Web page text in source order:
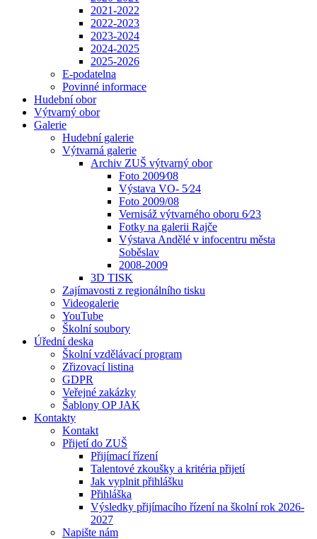
2021-2022
2022-2023
2023-2024
2024-2025
2025-2026
E-podatelna
Povinné informace
Hudební obor
Výtvarný obor
Galerie
Hudební galerie
Výtvarná galerie
Archiv ZUŠ výtvarný obor
Foto 2009⁄08
Výstava VO- 5⁄24
Foto 2009/08
Vernisáž výtvarného oboru 6⁄23
Fotky na galerii Rajče
Výstava Andělé v infocentru města
Soběslav
2008-2009
3D TISK
Zajímavosti z regionálního tisku
Videogalerie
YouTube
Školní soubory
Úřední deska
Školní vzdělávací program
Zřizovací listina
GDPR
Veřejné zakázky
Šablony OP JAK
Kontakty
Kontakt
Přijetí do ZUŠ
Přijímací řízení
Talentové zkoušky a kritéria přijetí
Jak vyplnit přihlášku
Přihláška
Výsledky přijímacího řízení na školní rok 2026-
2027
Napište nám